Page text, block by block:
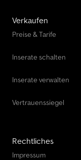
Verkaufen
Preise & Tarife
Inserate schalten
Inserate verwalten
Vertrauenssiegel
Rechtliches
Impressum